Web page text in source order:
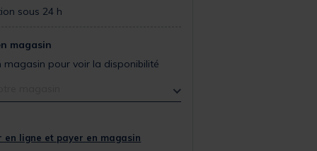
sous 24 h
magasin
magasin pour voir la disponibilité
en ligne et payer en magasin